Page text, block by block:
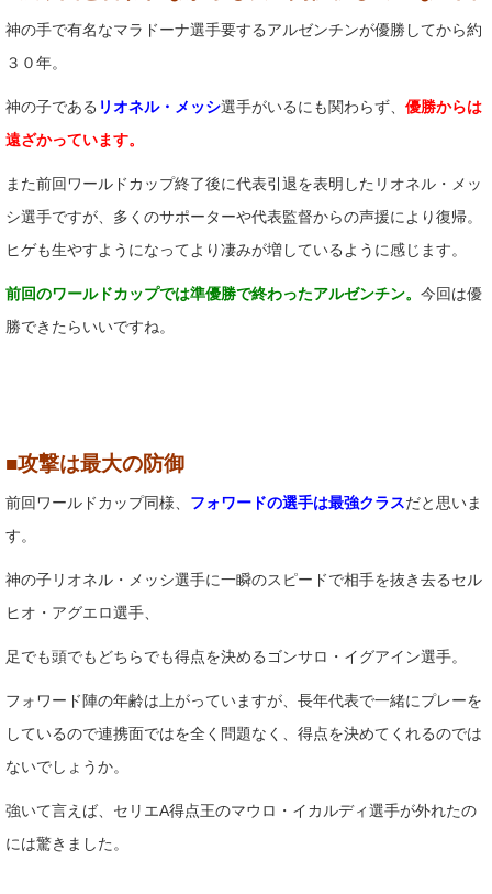
神の手で有名なマラドーナ選手要するアルゼンチンが優勝してから約
３０年。
神の子である リオネル・メッシ選手がいるにも関わらず、 優勝からは
遠ざかっています。
また前回ワールドカップ終了後に代表引退を表明したリオネル・メッ
シ選手ですが、多くのサポーターや代表監督からの声援により復帰。
ヒゲも生やすようになってより凄みが増しているように感じます。
前回のワールドカップでは準優勝で終わったアルゼンチン。 今回は優
勝できたらいいですね。
■攻撃は最大の防御
前回ワールドカップ同様、 フォワードの選手は最強クラスだと思いま
す。
神の子リオネル・メッシ選手に一瞬のスピードで相手を抜き去るセル
ヒオ・アグエロ選手、
足でも頭でもどちらでも得点を決めるゴンサロ・イグアイン選手。
フォワード陣の年齢は上がっていますが、長年代表で一緒にプレーを
しているので連携面ではを全く問題なく、得点を決めてくれるのでは
ないでしょうか。
強いて言えば、セリエA得点王のマウロ・イカルディ選手が外れたの
には驚きました。